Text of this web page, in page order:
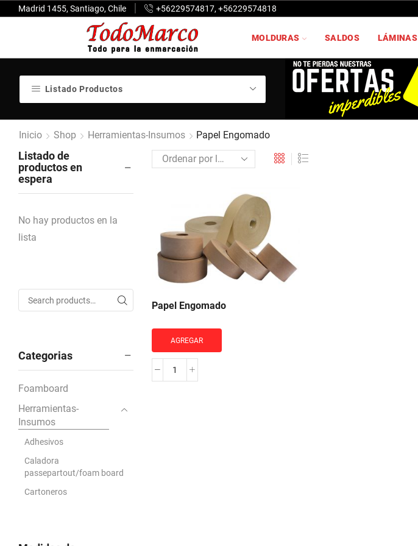
Madrid 1455, Santiago, Chile +56229574817, +56229574818
MOLDURAS SALDOS LÁMINAS
Listado Productos
Inicio Shop Herramientas-Insumos Papel Engomado
Papel Engomado
AGREGAR
Papel
Listado de
productos en
espera
No hay productos en la
lista
Search for: SEARCH
Categorias
Foamboard
Herramientas-
Insumos
Adhesivos
Caladora
passepartout/foam board
Cartoneros